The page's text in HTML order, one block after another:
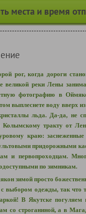
места и время
рог, когда дороги
великой реки Лены
фотографию в
выплеснете воду вверх
льда. Да-да, не
Колымскому тракту от
краю:
придорожными
и первопроходцам.
по зимникам.
зимой просто
выбором одежды, так что
В Якутске
со строганиной, а в